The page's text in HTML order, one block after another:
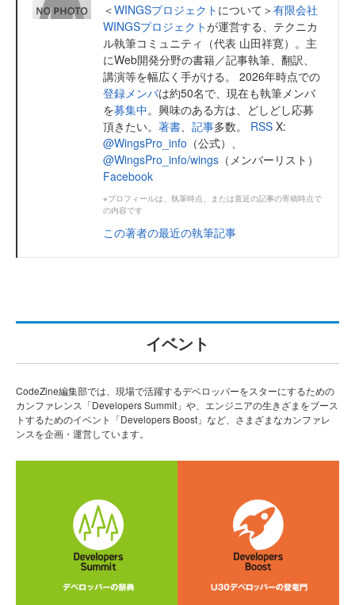
＜WINGSプロジェクト について＞有限会社
WINGSプロジェクトが運営する、テクニカ
ル執筆コミュニティ（代表 山田祥寛）。主
にWeb開発分野の書籍／記事執筆、翻訳、
講演等を幅広く手がける。 2026年時点での
登録メンバは約50名で、現在も執筆メンバ
を募集中。興味のある方は、どしどし応募
頂きたい。 著書 記事多数。 RSS X:
@WingsPro_info （公式）、
@WingsPro_info/wings （メンバーリスト）
Facebook
※プロフィールは、執筆時点、または直近の記事の寄稿時点で
の内容です
この著者の最近の執筆記事
イベント
CodeZine編集部では、現場で活躍するデベロッパーをスターにするための
カンファレンス「Developers Summit」や、エンジニアの生きざまをブース
トするためのイベント「Developers Boost」など、さまざまなカンファレ
ンスを企画・運営しています。